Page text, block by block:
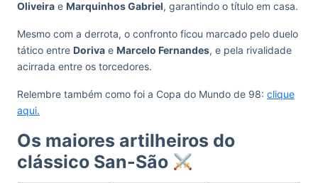
Oliveira e Marquinhos Gabriel, garantindo o título em casa.
Mesmo com a derrota, o confronto ficou marcado pelo duelo
tático entre Doriva e Marcelo Fernandes, e pela rivalidade
acirrada entre os torcedores.
Relembre também como foi a Copa do Mundo de 98: clique
aqui.
Os maiores artilheiros do
clássico San-São